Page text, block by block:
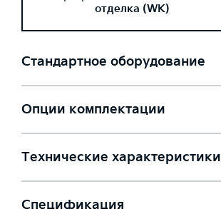
отделка (WK)
Стандартное оборудование
Опции комплектации
Технические характеристики
Спецификация